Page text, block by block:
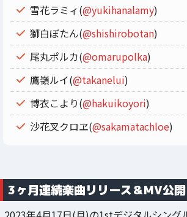
雪花ラミィ(@yukihanalamy)
獅白ぼたん(@shishirobotan)
尾丸ポルカ(@omarupolka)
鷹嶺ルイ(@takanelui)
博衣こより(@hakuikoyori)
沙花叉クロヱ(@sakamatachloe)
3ヶ月連続楽曲リリース＆MV公開